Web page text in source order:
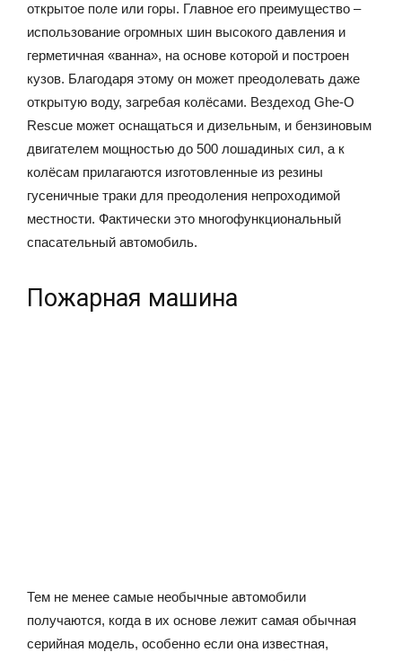
открытое поле или горы. Главное его преимущество –
использование огромных шин высокого давления и
герметичная «ванна», на основе которой и построен
кузов. Благодаря этому он может преодолевать даже
открытую воду, загребая колёсами. Вездеход Ghe-O
Rescue может оснащаться и дизельным, и бензиновым
двигателем мощностью до 500 лошадиных сил, а к
колёсам прилагаются изготовленные из резины
гусеничные траки для преодоления непроходимой
местности. Фактически это многофункциональный
спасательный автомобиль.
Пожарная машина
Тем не менее самые необычные автомобили
получаются, когда в их основе лежит самая обычная
серийная модель, особенно если она известная,